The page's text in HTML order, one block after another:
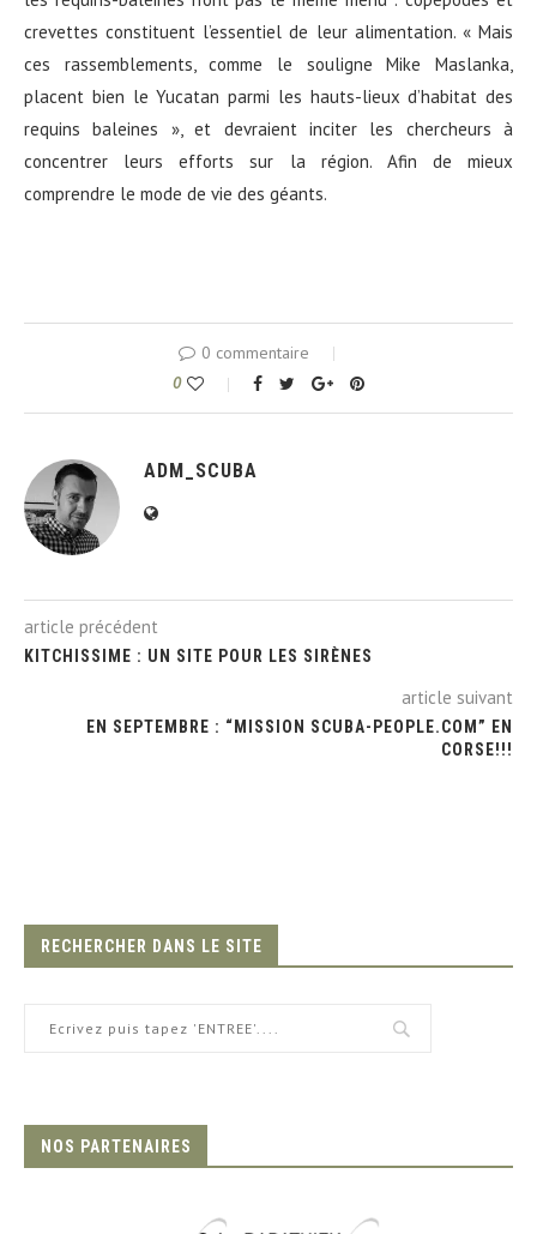
crevettes constituent l’essentiel de leur alimentation. « Mais
ces rassemblements, comme le souligne Mike Maslanka,
placent bien le Yucatan parmi les hauts-lieux d’habitat des
requins baleines », et devraient inciter les chercheurs à
concentrer leurs efforts sur la région. Afin de mieux
comprendre le mode de vie des géants.
0 commentaire
0
ADM_SCUBA
article précédent
KITCHISSIME : UN SITE POUR LES SIRÈNES
article suivant
EN SEPTEMBRE : “MISSION SCUBA-PEOPLE.COM” EN
CORSE!!!
RECHERCHER DANS LE SITE
NOS PARTENAIRES